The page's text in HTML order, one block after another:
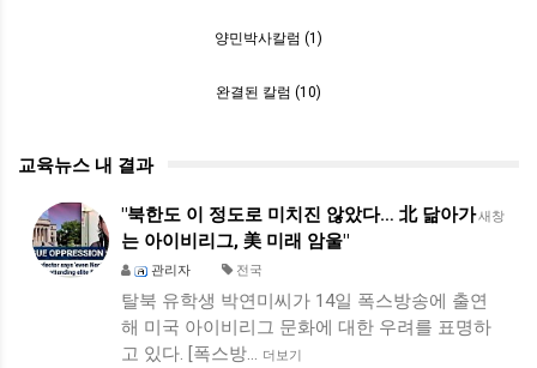
양민박사칼럼 (1)
완결된 칼럼 (10)
교육뉴스 내 결과
새창
"북한도 이 정도로 미치진 않았다… 北 닮아가
는 아이비리그, 美 미래 암울"
관리자 전국
탈북 유학생 박연미씨가 14일 폭스방송에 출연
해 미국 아이비리그 문화에 대한 우려를 표명하
고 있다. [폭스방… 더보기